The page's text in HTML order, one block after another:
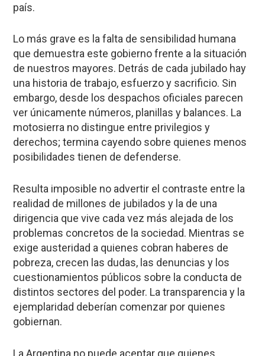
país.
Lo más grave es la falta de sensibilidad humana
que demuestra este gobierno frente a la situación
de nuestros mayores. Detrás de cada jubilado hay
una historia de trabajo, esfuerzo y sacrificio. Sin
embargo, desde los despachos oficiales parecen
ver únicamente números, planillas y balances. La
motosierra no distingue entre privilegios y
derechos; termina cayendo sobre quienes menos
posibilidades tienen de defenderse.
Resulta imposible no advertir el contraste entre la
realidad de millones de jubilados y la de una
dirigencia que vive cada vez más alejada de los
problemas concretos de la sociedad. Mientras se
exige austeridad a quienes cobran haberes de
pobreza, crecen las dudas, las denuncias y los
cuestionamientos públicos sobre la conducta de
distintos sectores del poder. La transparencia y la
ejemplaridad deberían comenzar por quienes
gobiernan.
La Argentina no puede aceptar que quienes